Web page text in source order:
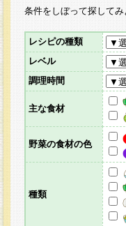
条件をしぼって探してみ
レシピの種類
レベル
調理時間
主な食材
野菜の食材の色
種類